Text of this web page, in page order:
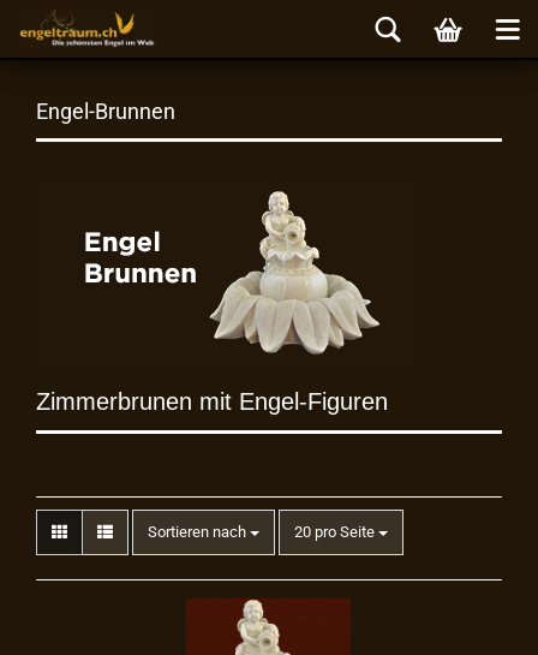
Engel-Brunnen
Zimmerbrunen mit Engel-Figuren
Sortieren nach 20 pro Seite